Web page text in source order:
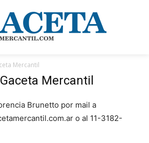
Mercantil
Mercantil
Brunetto por mail a
o al 11-3182-